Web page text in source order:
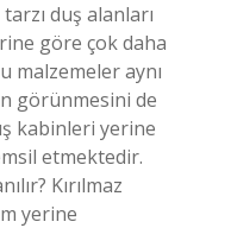
duş alanları
göre çok daha
malzemeler aynı
görünmesini de
kabinleri yerine
etmektedir.
Kırılmaz
yerine